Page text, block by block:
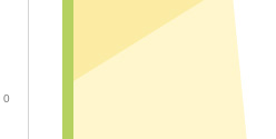
0